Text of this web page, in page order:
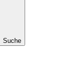
Suche